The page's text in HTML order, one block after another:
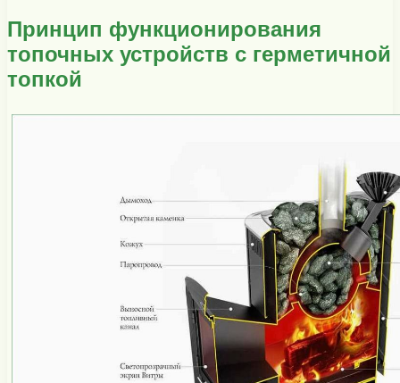
Принцип функционирования
топочных устройств с герметичной
топкой